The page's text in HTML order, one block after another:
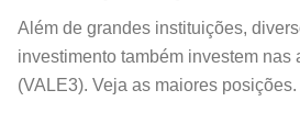
Além de grandes instituições,
investimento também investem nas
(VALE3). Veja as maiores posições.